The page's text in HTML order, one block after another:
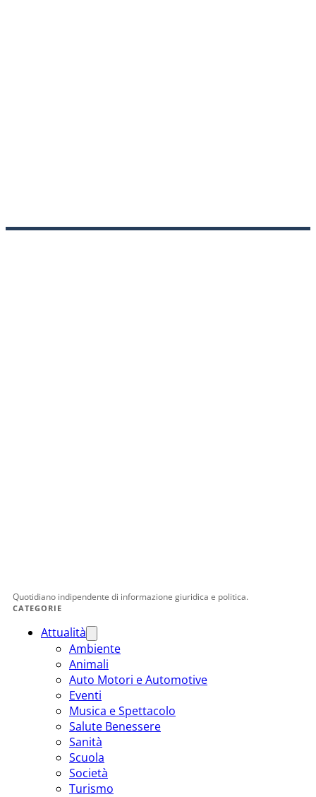
Quotidiano indipendente di informazione giuridica e politica.
CATEGORIE
Attualità
Ambiente
Animali
Auto Motori e Automotive
Eventi
Musica e Spettacolo
Salute Benessere
Sanità
Scuola
Società
Turismo